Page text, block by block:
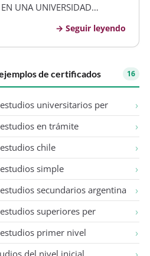
UNA UNIVERSIDAD
Duración de los
Número total de
Seguir leyendo
de certificados 16
universitarios per
en trámite
chile
simple
secundarios argentina
superiores per
primer nivel